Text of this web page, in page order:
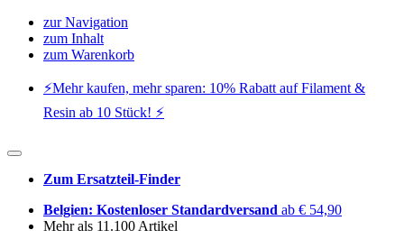
zur Navigation
zum Inhalt
zum Warenkorb
⚡️Mehr kaufen, mehr sparen: 10% Rabatt auf Filament &
Resin ab 10 Stück! ⚡️
Zum Ersatzteil-Finder
Belgien: Kostenloser Standardversand ab € 54,90
Mehr als 11.100 Artikel